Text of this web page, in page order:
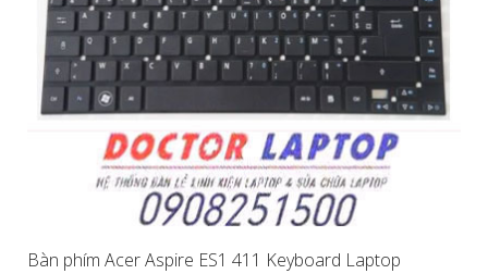
Bàn phím Acer Aspire ES1 411 Keyboard Laptop